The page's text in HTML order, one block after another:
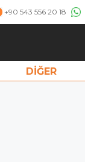
+90 543 556 20 18
DİĞER